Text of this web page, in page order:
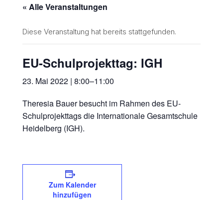
« Alle Veranstaltungen
Diese Veranstaltung hat bereits stattgefunden.
EU-Schulprojekttag: IGH
23. Mai 2022 | 8:00–11:00
Theresia Bauer besucht im Rahmen des EU-
Schulprojekttags die Internationale Gesamtschule
Heidelberg (IGH).
Zum Kalender
hinzufügen